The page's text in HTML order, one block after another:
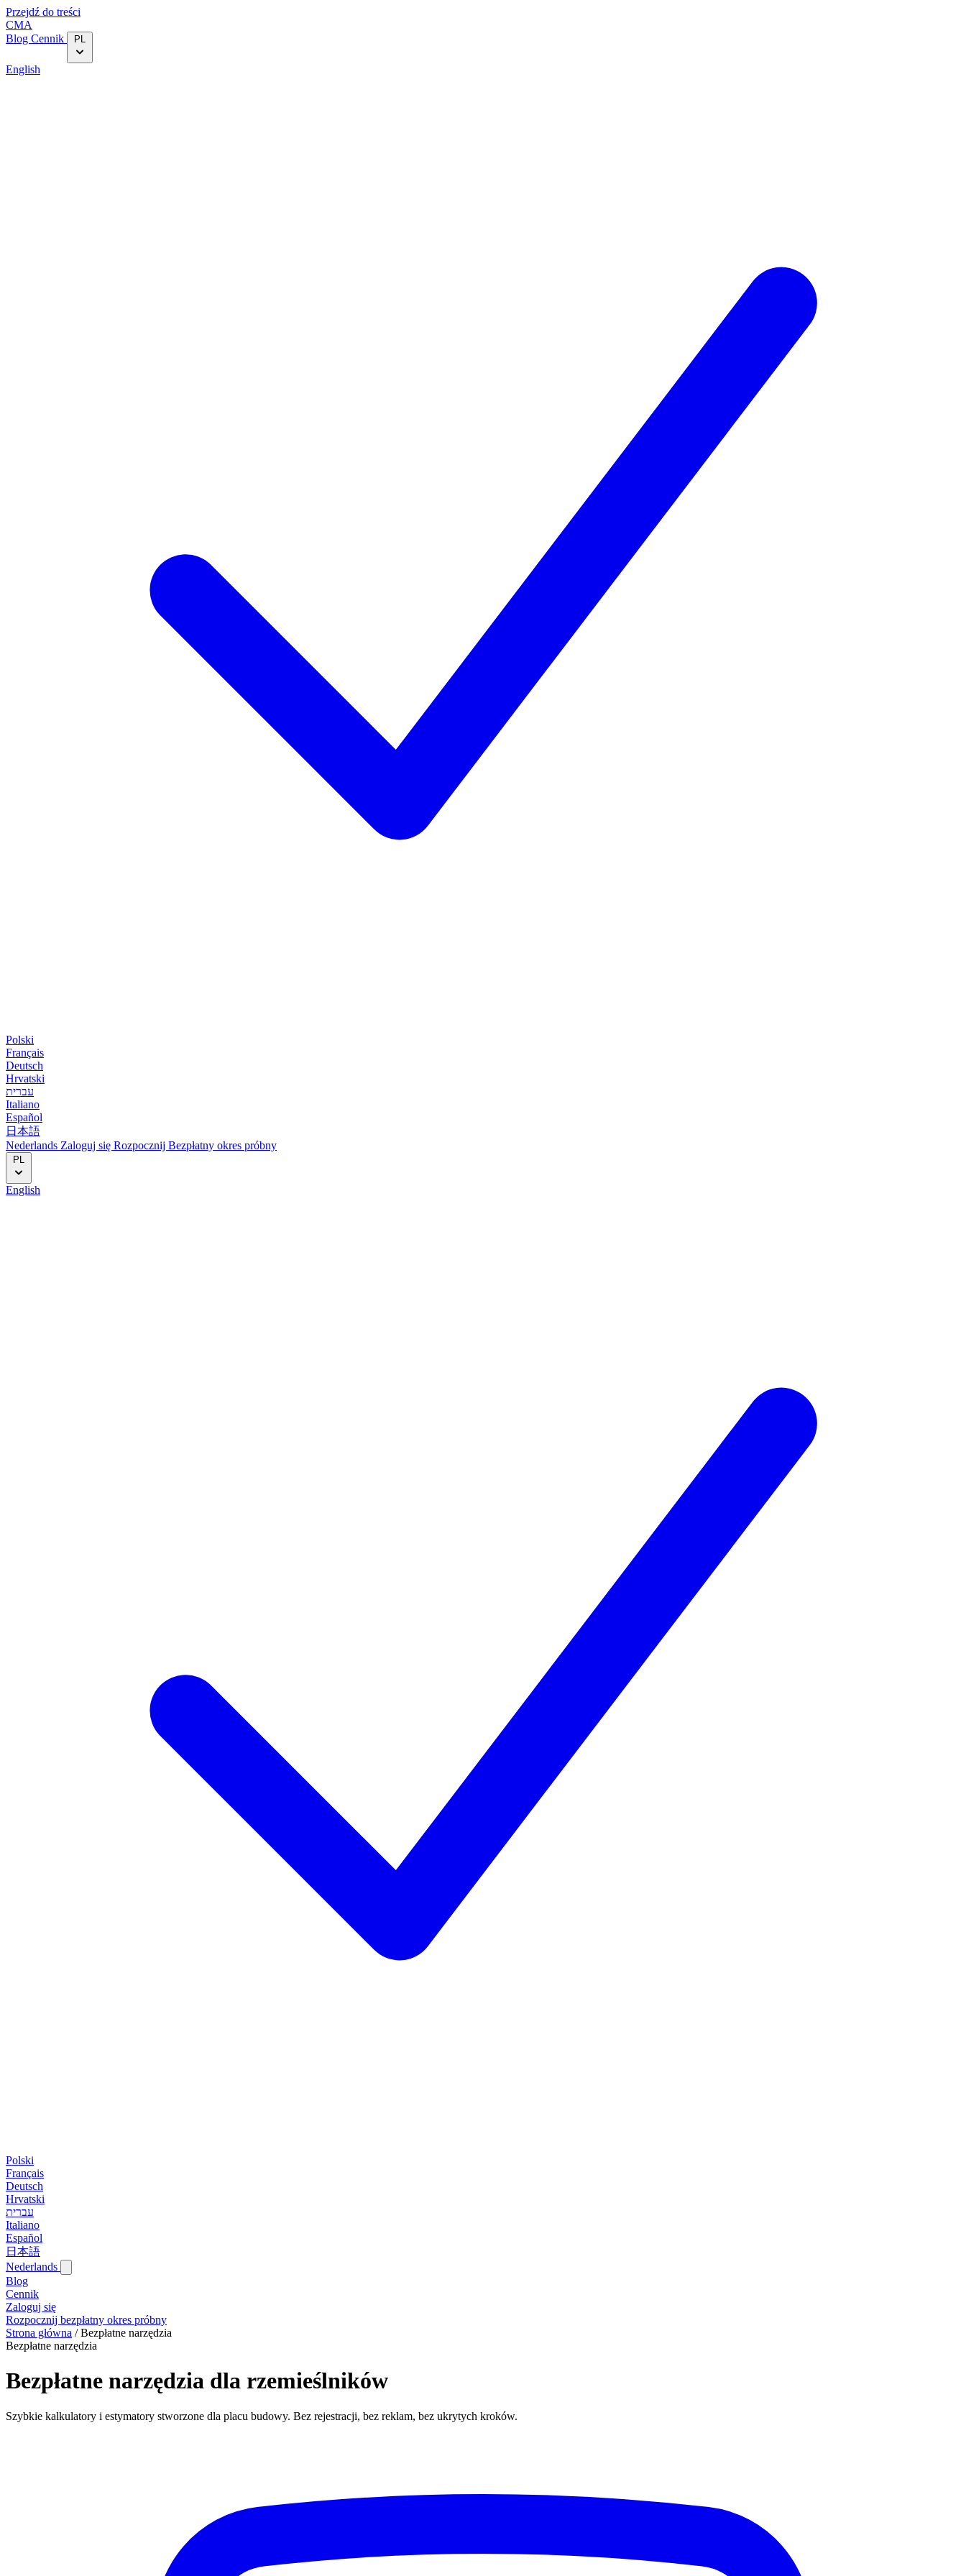
Przejdź do treści
CMA
Blog‎ Cennik PL
English
Polski
Français
Deutsch
Hrvatski
עברית
Italiano
Español
日本語
Nederlands Zaloguj się Rozpocznij Bezpłatny okres próbny
PL
English
Polski
Français
Deutsch
Hrvatski
עברית
Italiano
Español
日本語
Nederlands
Blog‎
Cennik
Zaloguj się
Rozpocznij bezpłatny okres próbny
Strona główna / Bezpłatne narzędzia
Bezpłatne narzędzia
Bezpłatne narzędzia dla rzemieślników
Szybkie kalkulatory i estymatory stworzone dla placu budowy. Bez rejestracji, bez reklam, bez ukrytych kroków.